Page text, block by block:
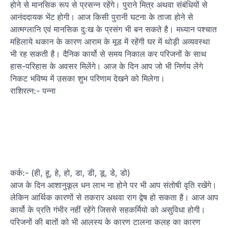
होने से मानसिक रूप से प्रसन्न रहेंगे। पुराने मित्र अथवा संबंधियों से
आनंददायक भेंट होगी। आज किसी पुरानी घटना के ताजा होने से
आत्मग्लानि एवं मानसिक दुःख के प्रसंग भी बन सकते है। मध्यान पश्चात
महिलाये थकान के कारण आराम के मूड में रहेंगी घर में थोड़ी अव्यवस्था
भी रह सकती है। दैनिक कार्यो से समय निकाल कर परिजनों के साथ
हास-परिहास के अवसर मिलेंगे। आज के दिन आप जो भी निर्णय लेंगे
निकट भविष्य में उसका शुभ परिणाम देखने को मिलेगा।
राशिरत्न:- पन्ना
कर्क:- (ही, हू, हे, हो, डा, डी, डू, डे, डो)
आज के दिन आशानुकूल धन लाभ ना होने पर भी आप संतोषी वृति रखेंगे।
लेकिन आर्थिक कारणों से तकरार अथवा राग द्वेष हो सकता है। आज आप
कार्यो के प्रति गंभीर नहीं रहेंगे जिससे सहकर्मियो को असुविधा होगी।
परिजनों की बातों को भी आलस्य के कारण टालना कलह का कारण